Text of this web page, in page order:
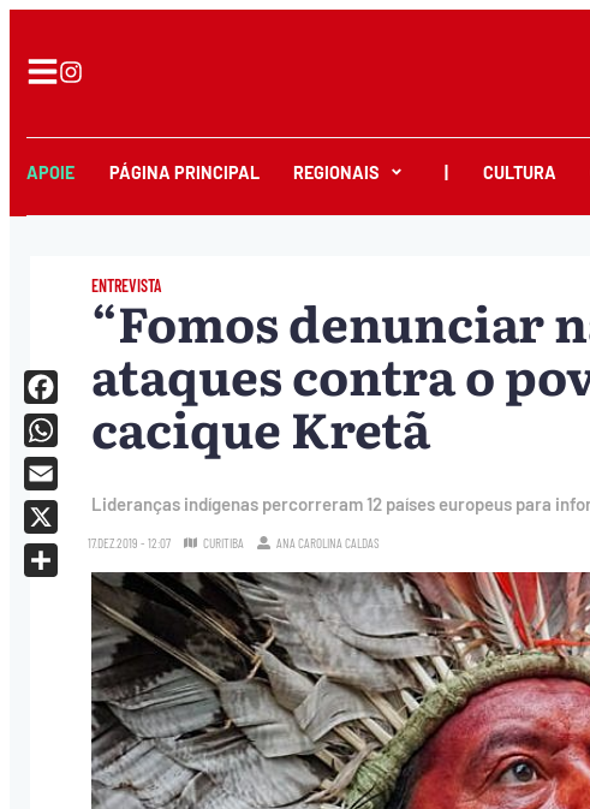
APOIE PÁGINA PRINCIPAL REGIONAIS CULTURA
ENTREVISTA
“Fomos denunciar
ataques contra o
cacique Kretã
Lideranças indígenas percorreram 12 países europeus para
17.DEZ.2019 - 12:07 CURITIBA ANA CAROLINA CALDAS
Facebook
WhatsApp
Email
X